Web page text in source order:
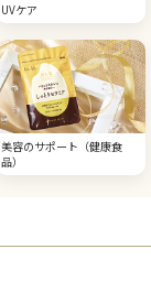
UVケア
美容のサポート（健康食
品）